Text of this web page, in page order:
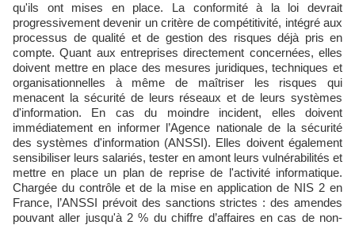
qu'ils ont mises en place. La conformité à la loi devrait
progressivementdevenir un critère de compétitivité, intégré aux
processus de qualité et de gestion des risques déjà pris en
compte. Quant aux entreprises directement concernées, elles
doivent mettre en place des mesures juridiques, techniques et
organisationnelles à même de maîtriser les risques qui
menacent la sécurité de leurs réseaux et de leurs systèmes
d'information. En cas du moindre incident, elles doivent
immédiatement en informer l’Agence nationale de la sécurité
des systèmes d'information (ANSSI). Elles doivent également
sensibiliser leurs salariés, tester en amont leurs vulnérabilités et
mettre en place un plan de reprise de l'activité informatique.
Chargée du contrôle et de la mise en application de NIS 2 en
France, l’ANSSI prévoit des sanctions strictes : des amendes
pouvant aller jusqu'à 2 % du chiffre d’affaires en cas de non-